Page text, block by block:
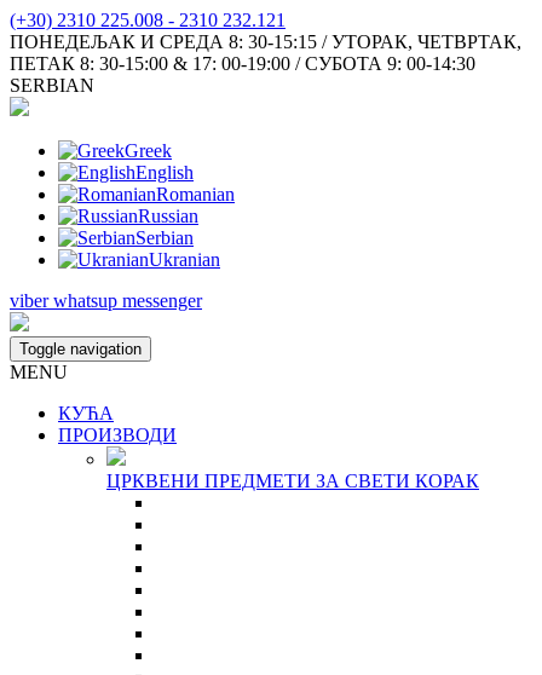
(+30) 2310 225.008 - 2310 232.121
ПОНЕДЕЉАК И СРЕДА 8: 30-15:15 / УТОРАК, ЧЕТВРТАК,
ПЕТАК 8: 30-15:00 & 17: 00-19:00 / СУБОТА 9: 00-14:30
SERBIAN
Greek
English
Romanian
Russian
Serbian
Ukranian
viber whatsup messenger
Toggle navigation
MENU
КУЋА
ПРОИЗВОДИ
ЦРКВЕНИ ПРЕДМЕТИ ЗА СВЕТИ КОРАК